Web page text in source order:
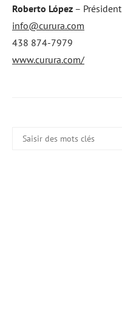
Roberto López – Président
info@curura.com
438 874-7979
www.curura.com/